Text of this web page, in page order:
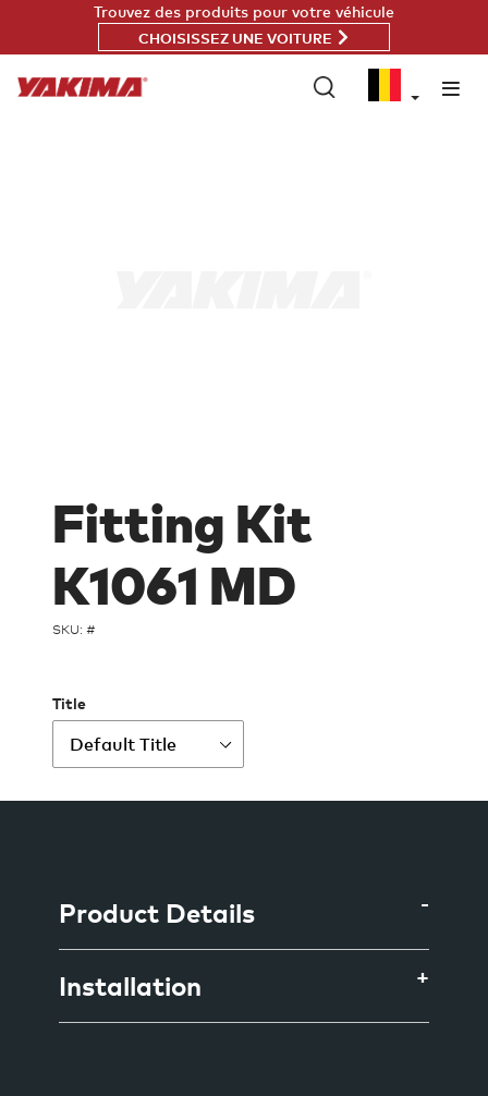
Trouvez des produits pour votre véhicule
CHOISISSEZ UNE VOITURE
Fitting Kit
K1061 MD
SKU: #
Title
Product Details
Installation